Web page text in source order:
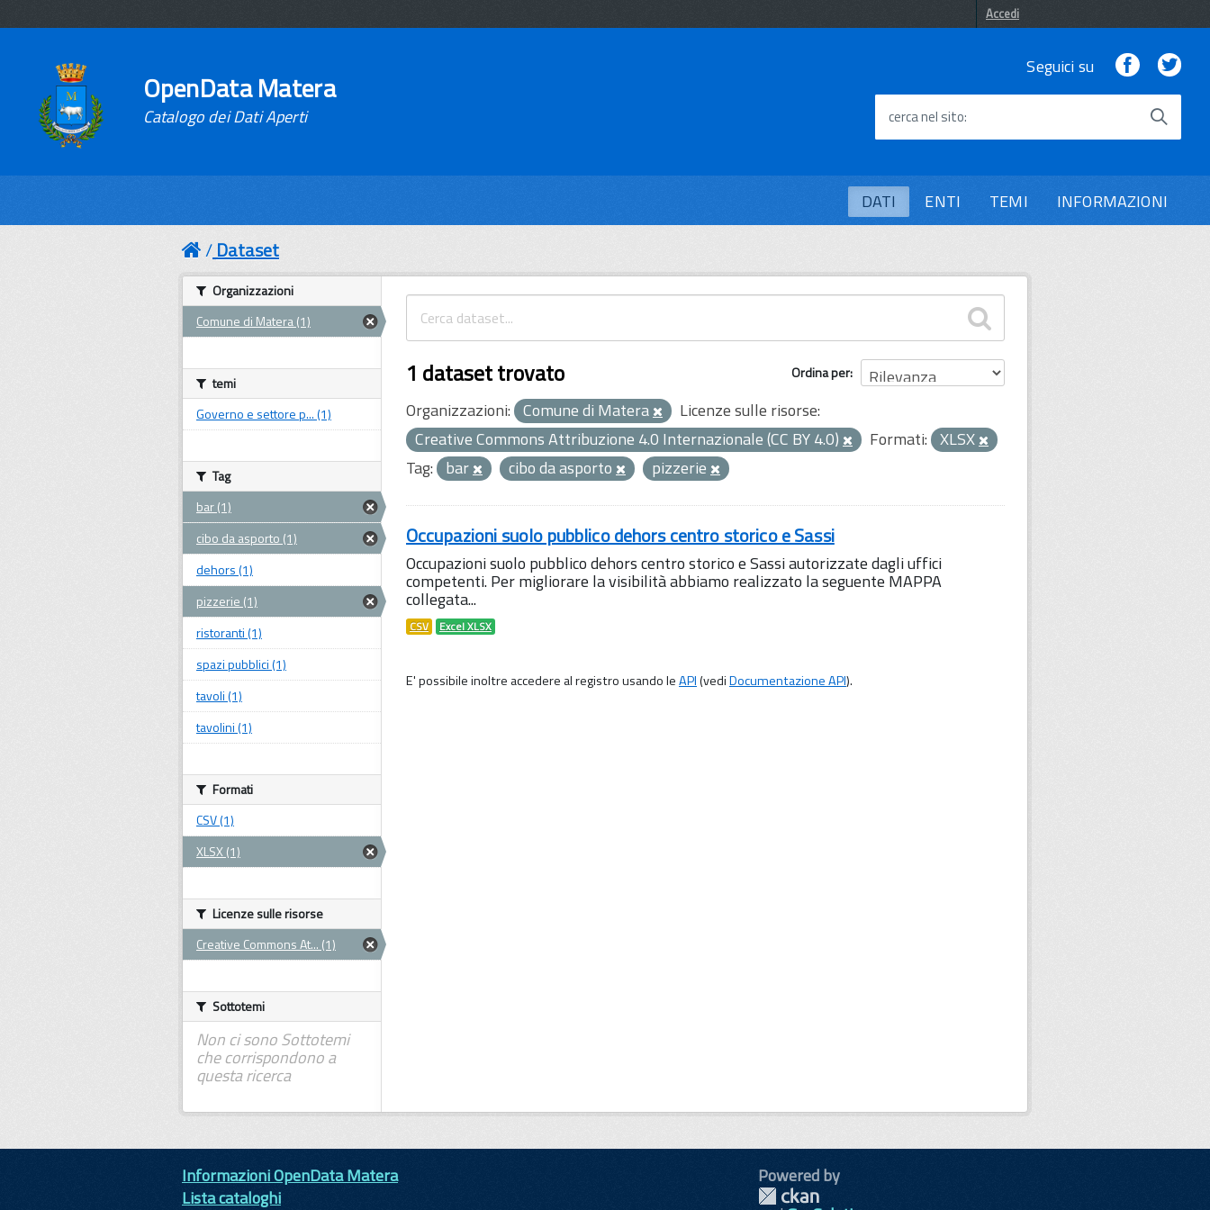
Accedi
OpenData Matera
Catalogo dei Dati Aperti
Seguici su Facebook
cerca nel sito
DATI ENTI TEMI INFORMAZIONI
Dataset
Ordina per
1 dataset trovato
Organizzazioni: Comune di Matera
Licenze sulle risorse:
Creative Commons Attribuzione 4.0 Internazionale (CC BY 4.0)
Formati: XLSX
Tag: bar cibo da asporto pizzerie
Occupazioni suolo pubblico dehors centro storico e Sassi
Occupazioni suolo pubblico dehors centro storico e Sassi autorizzate dagli uffici
competenti. Per migliorare la visibilità abbiamo realizzato la seguente MAPPA
collegata...
CSV Excel XLSX
E' possibile inoltre accedere al registro usando leAPI(vediDocumentazione API).
Organizzazioni
Comune di Matera (1)
temi
Governo e settore p... (1)
Tag
bar (1)
cibo da asporto (1)
dehors (1)
pizzerie (1)
ristoranti (1)
spazi pubblici (1)
tavoli (1)
tavolini (1)
Formati
CSV (1)
XLSX (1)
Licenze sulle risorse
Creative Commons At... (1)
Sottotemi
Non ci sono Sottotemi
che corrispondono a
questa ricerca
Informazioni OpenData Matera
Lista cataloghi
Powered by